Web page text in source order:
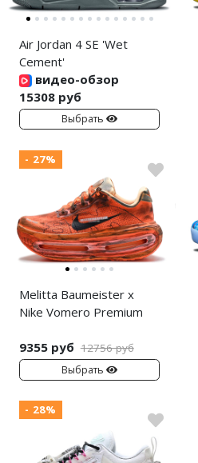
Air Jordan 4 SE 'Wet
Cement'
видео-обзор
15308 руб
Выбрать
- 27%
Melitta Baumeister x
Nike Vomero Premium
9355 руб 12756 руб
Выбрать
- 28%